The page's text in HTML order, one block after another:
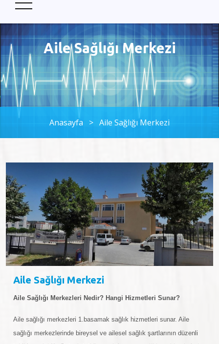
Aile Sağlığı Merkezi
Anasayfa > Aile Sağlığı Merkezi
Aile Sağlığı Merkezi
Aile Sağlığı Merkezleri Nedir? Hangi Hizmetleri Sunar?
Aile sağlığı merkezleri 1.basamak sağlık hizmetleri sunar. Aile
sağlığı merkezlerinde bireysel ve ailesel sağlık şartlarının düzenli